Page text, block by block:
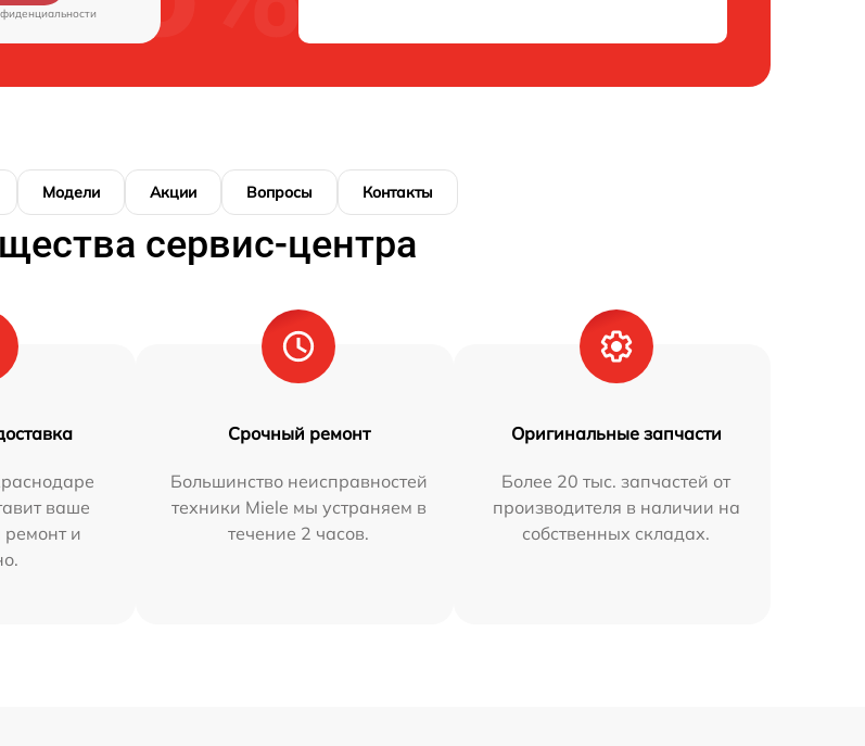
Модели Акции Вопросы Контакты
сервис-центра
ваше
ремонт и
Срочный ремонт
Большинство неисправностей
техники Miele мы устраняем в
течение 2 часов.
Оригинальные запчасти
Более 20 тыс. запчастей от
производителя в наличии на
собственных складах.